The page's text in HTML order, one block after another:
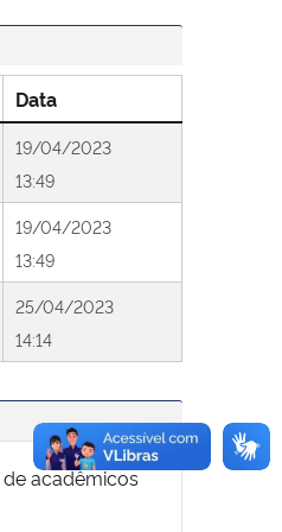
Data
19/04/2023
13:49
19/04/2023
13:49
25/04/2023
14:14
de acadêmicos